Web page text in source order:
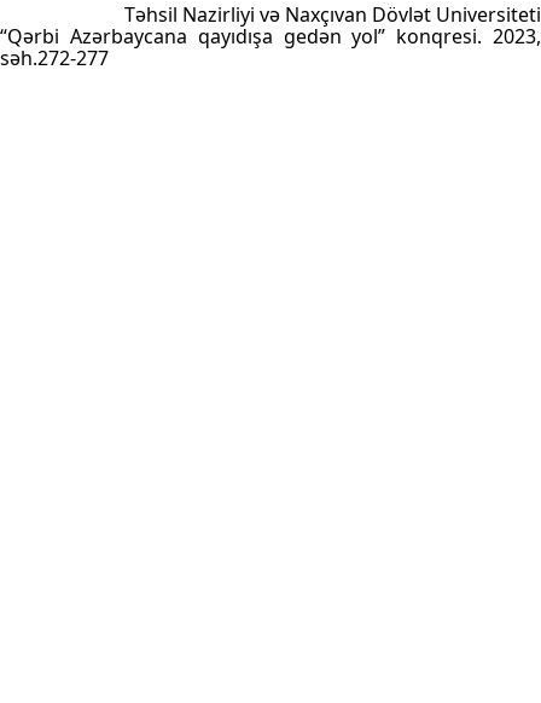
Təhsil Nazirliyi və Naxçıvan Dövlət Universiteti
“Qərbi Azərbaycana qayıdışa gedən yol” konqresi. 2023,
səh.272-277